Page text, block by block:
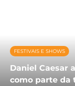
FESTIVAIS E SHOWS
Daniel Caesar
como parte da